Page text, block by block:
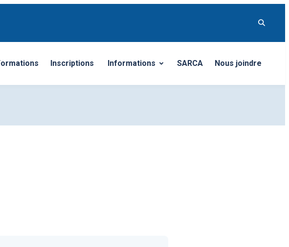
menu Inscriptions Informations
Ouvrir/Fermer le sous-menu
SARCA Nous joindre